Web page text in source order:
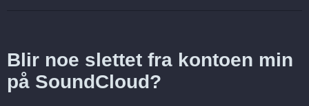
Blir noe slettet fra kontoen min
på SoundCloud?